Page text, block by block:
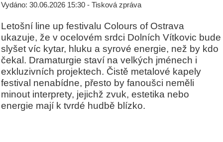
Vydáno: 30.06.2026 15:30 - Tisková zpráva
Letošní line up festivalu Colours of Ostrava
ukazuje, že v ocelovém srdci Dolních Vítkovic bude
slyšet víc kytar, hluku a syrové energie, než by kdo
čekal. Dramaturgie staví na velkých jménech i
exkluzivních projektech. Čistě metalové kapely
festival nenabídne, přesto by fanoušci neměli
minout interprety, jejichž zvuk, estetika nebo
energie mají k tvrdé hudbě blízko.